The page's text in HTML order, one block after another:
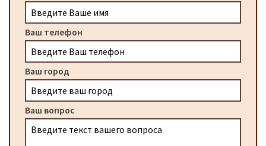
Ваш телефон
Ваш город
Ваш вопрос